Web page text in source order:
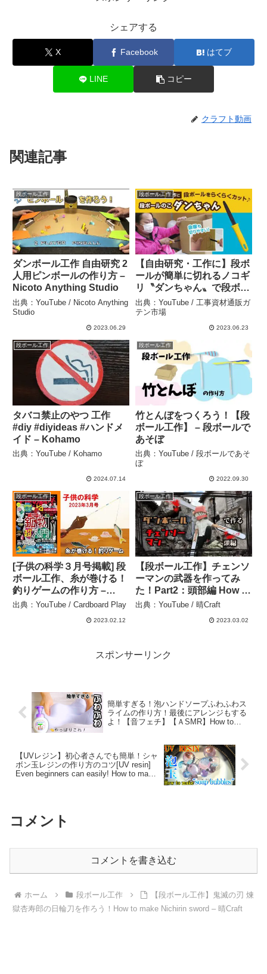
シェアする
X Facebook はてブ
LINE コピー
クラフト動画
関連記事
段ボール工作
ダンボール工作 自由研究 2
人用ピンボールの作り方 –
Nicoto Anything Studio
出典：YouTube / Nicoto Anything
Studio
2023.06.29
段ボール工作
【自由研究・工作に】段ボ
ールが簡単に切れるノコギ
リ〝ダンちゃん〟で段ボー
ルカットしてみた – 工事資
材通販ガテン市場
出典：YouTube / 工事資材通販ガ
テン市場
2023.06.23
段ボール工作
タバコ禁止のやつ 工作
#diy #diyideas #ハンドメ
イド – Kohamo
出典：YouTube / Kohamo
2024.07.14
段ボール工作
竹とんぼをつくろう！【段
ボール工作】 – 段ボールで
あそぼ
出典：YouTube / 段ボールであそ
ぼ
2022.09.30
段ボール工作
[子供の科学３月号掲載] 段
ボール工作、糸が巻ける！
釣りゲームの作り方 –
Cardboard Play
出典：YouTube / Cardboard Play
2023.02.12
段ボール工作
【段ボール工作】チェンソ
ーマンの武器を作ってみ
た！Part2：頭部編 How to
make Chainsawman Part
出典：YouTube / 晴Craft
2023.03.02
スポンサーリンク
簡単すぎる！泡ハンドソープふわふわス
ライムの作り方！最後にアレンジもする
よ！【音フェチ】【ＡSMR】How to
【UVレジン】初心者さんでも簡単！シャ
ボン玉レジンの作り方のコツ[UV resin]
Even beginners can easily! How to make
コメント
コメントを書き込む
ホーム 段ボール工作
【段ボール工作】鬼滅の刃 煉
獄杏寿郎の日輪刀を作ろう！How to make Nichirin sword – 晴Craft